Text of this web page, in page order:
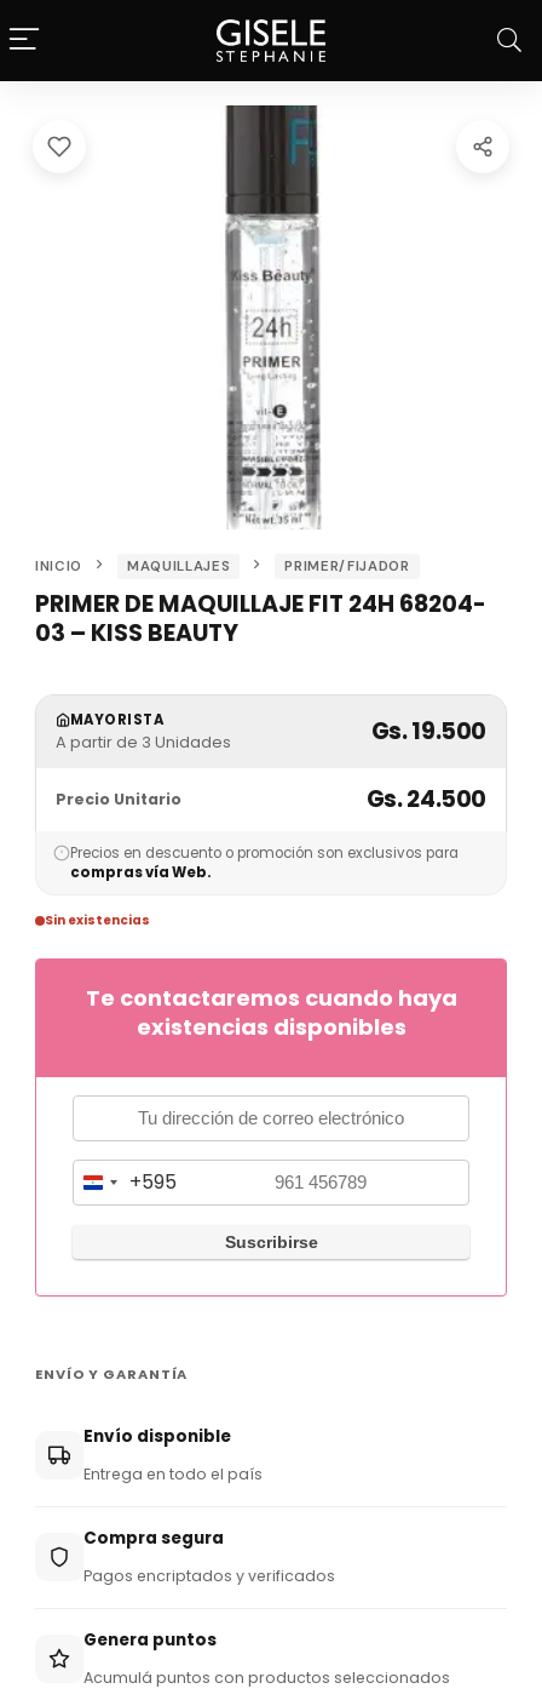
INICIO MAQUILLAJES PRIMER/FIJADOR
PRIMER DE MAQUILLAJE FIT 24H 68204-
03 – KISS BEAUTY
MAYORISTA
A partir de 3 Unidades Gs. 19.500
Precio Unitario Gs. 24.500
Precios en descuento o promoción son exclusivos para
compras vía Web.
Sin existencias
Te contactaremos cuando haya
existencias disponibles
P
r
a
y
+
9
+595
ENVÍO Y GARANTÍA
Envío disponible
Entrega en todo el país
Compra segura
Pagos encriptados y verificados
Genera puntos
Acumulá puntos con productos seleccionados